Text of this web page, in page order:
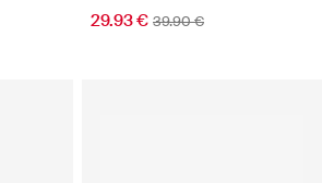
29.93 € 39.90 €